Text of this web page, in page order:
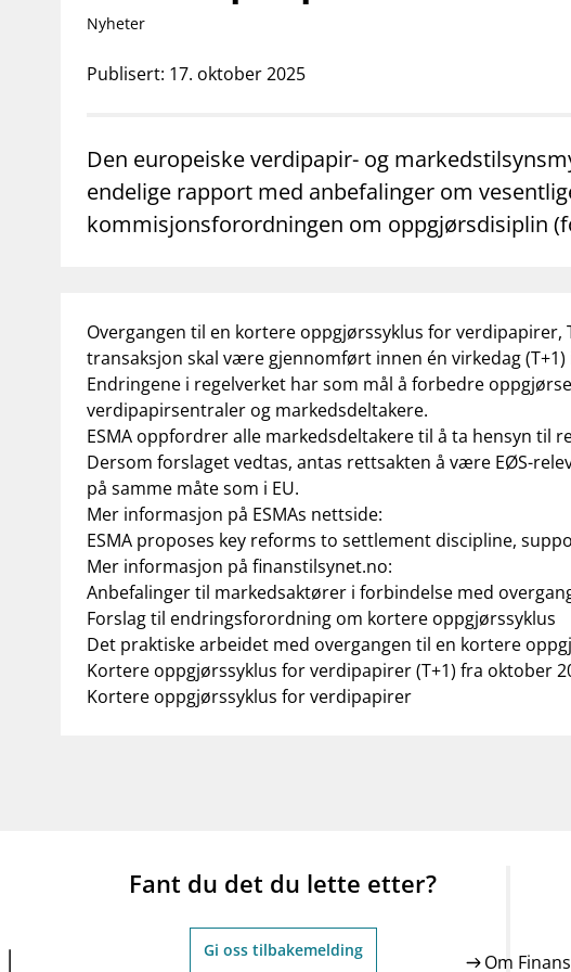
Forbrukerinformasjon Om Finanstilsynet
Nyheter
Publisert: 17. oktober 2025
Den europeiske verdipapir- og
endelige rapport med anbefalinger om
kommisjonsforordningen om oppgjørsdisiplin
Overgangen til en kortere oppgjørssyklus for
transaksjon skal være gjennomført innen én virkedag
Endringene i regelverket har som mål å forbedre
verdipapirsentraler og markedsdeltakere.
ESMA oppfordrer alle markedsdeltakere til å ta hensyn
Dersom forslaget vedtas, antas rettsakten å være EØS-
på samme måte som i EU.
Mer informasjon på ESMAs nettside:
ESMA proposes key reforms to settlement discipline,
Mer informasjon på finanstilsynet.no:
Anbefalinger til markedsaktører i forbindelse med
Forslag til endringsforordning om kortere oppgjørssyklus
Det praktiske arbeidet med overgangen til en kortere
Kortere oppgjørssyklus for verdipapirer (T+1) fra oktober
Kortere oppgjørssyklus for verdipapirer
Fant du det du lette etter?
Gi oss tilbakemelding
Om